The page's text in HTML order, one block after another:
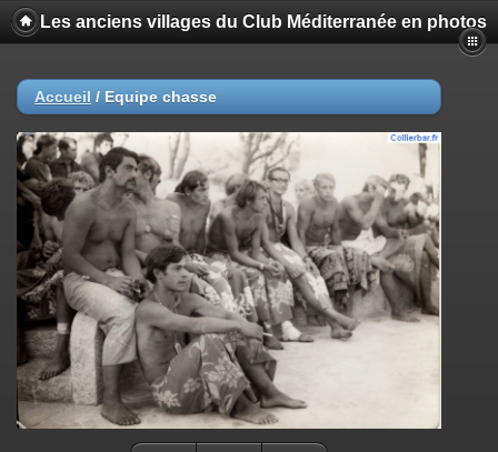
Les anciens villages du Club Méditerranée en photos
Accueil / Equipe chasse